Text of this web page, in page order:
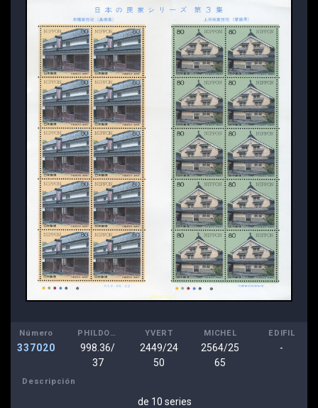
Número
337020
998.36/
37
YVERT
2449/24
50
MICHEL
2564/25
65
EDIFIL
-
Descripción
de 10 series